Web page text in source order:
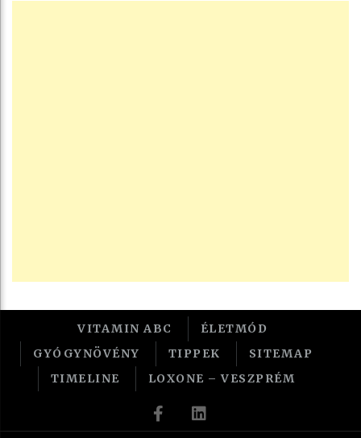
VITAMIN ABC
ÉLETMÓD
GYÓGYNÖVÉNY
TIPPEK
SITEMAP
TIMELINE
LOXONE – VESZPRÉM